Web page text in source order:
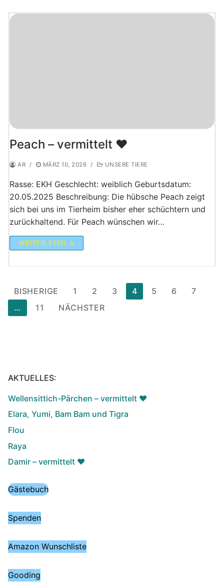
Peach – vermittelt ♥️
AR / MÄRZ 10, 2026 / UNSERE TIERE
Rasse: EKH Geschlecht: weiblich Geburtsdatum:
20.05.2025 Beschreibung: Die hübsche Peach zeigt
sich bei uns im Tierheim bisher eher schüchtern und
zurückhaltend. Für Peach wünschen wir…
WEITERLESEN →
Seitennummerierung
der
Beiträge
BISHERIGE 1 2 3 4 5 6
7
…
11 NÄCHSTER
AKTUELLES:
Wellensittich-Pärchen – vermittelt ♥️
Elara, Yumi, Bam Bam und Tigra
Flou
Raya
Damir – vermittelt ♥️
Gästebuch
Spenden
Amazon Wunschliste
Gooding